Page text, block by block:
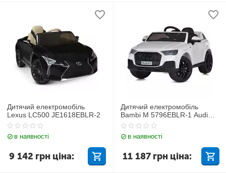
Дитячий електромобіль
Lexus LC500 JE1618EBLR-2
в наявності
9 142 грн ціна:
Дитячий електромобіль
Bambi M 5796EBLR-1 Audi
Q7
в наявності
11 187 грн ціна: